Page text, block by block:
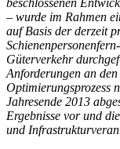
beschlossenen
– wurde im Rahmen
auf Basis der derzeit
Güterverkehr
Anforderungen an
Optimierungsprozess
Jahresende 2013
Ergebnisse vor und
und